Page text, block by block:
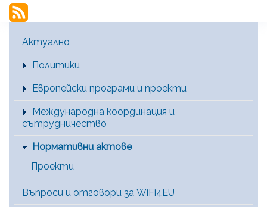
Main Menu [BG]
Актуално
Политики
Европейски програми и проекти
Международна координация и
сътрудничество
Нормативни актове
Проекти
Въпроси и отговори за WiFi4EU